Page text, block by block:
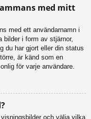
med mitt
med ett användarnamn i
i form av stjärnor,
du har gjort eller din status
är känd som en
för varje användare.
och välja vilka